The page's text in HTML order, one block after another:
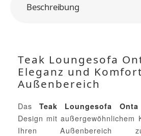
Beschreibung
Teak Loungesofa
Eleganz und
Außenbereich
DasTeak Loungesofa Onta
Design mit außergewöhnlichem
Ihren Außenbereich